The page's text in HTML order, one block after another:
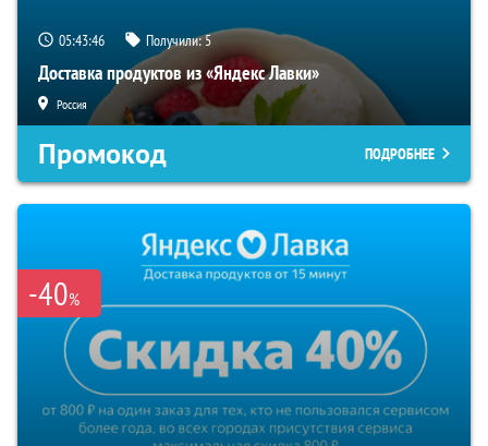
05:43:45 Получили:5
Доставка продуктов из «Яндекс Лавки»
Россия
Промокод ПОДРОБНЕЕ
-40%